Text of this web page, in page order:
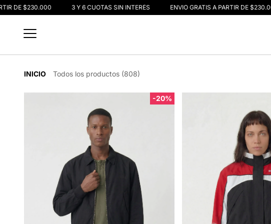
DE $230.000 3 Y 6 CUOTAS SIN INTERÉS ENVIO GRATIS A PARTIR DE $230.000
INICIO Todos los productos (808)
-20%